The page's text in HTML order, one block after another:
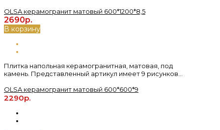
OLSA керамогранит матовый 600*1200*8,5
2690р.
В корзину
Плитка напольная керамогранитная, матовая, под
камень. Представленный артикул имеет 9 рисунков...
OLSA керамогранит матовый 600*600*9
2290р.